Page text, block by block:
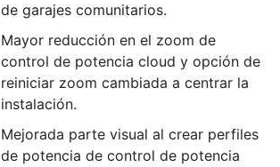
de garajes comunitarios.
Mayor reducción en el zoom de
control de potencia cloud y opción de
reiniciar zoom cambiada a centrar la
instalación.
Mejorada parte visual al crear perfiles
de potencia de control de potencia